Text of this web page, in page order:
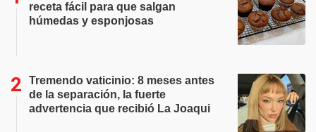
receta fácil para que salgan
húmedas y esponjosas
Tremendo vaticinio: 8 meses antes
de la separación, la fuerte
advertencia que recibió La Joaqui